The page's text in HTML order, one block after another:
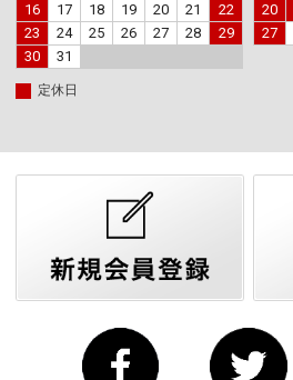
16
17 18 19 20 21
22
23
24 25 26 27 28
29
30
31
20
27
定休日